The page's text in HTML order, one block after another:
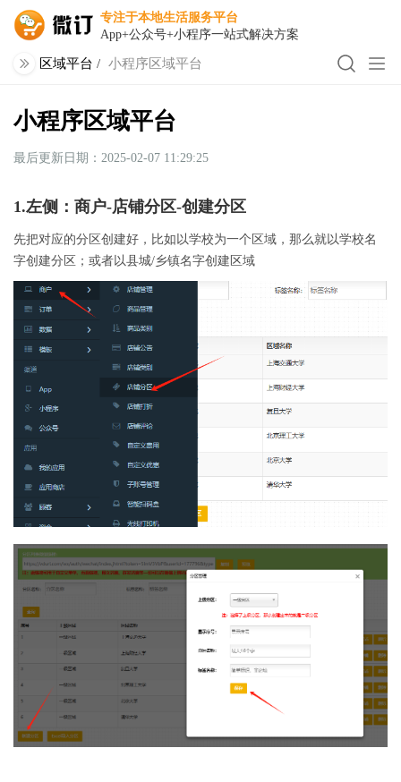
专注于本地生活服务平台
App+公众号+小程序一站式解决方案
区域平台 / 小程序区域平台
小程序区域平台
最后更新日期：2025-02-07 11:29:25
1.左侧：商户-店铺分区-创建分区
先把对应的分区创建好，比如以学校为一个区域，那么就以学校名
字创建分区；或者以县城/乡镇名字创建区域